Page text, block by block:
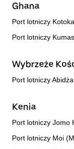
Ghana
Port lotniczy
Port lotniczy
Wybrzeże
Port lotniczy
Kenia
Port lotniczy Jomo
Port lotniczy Moi